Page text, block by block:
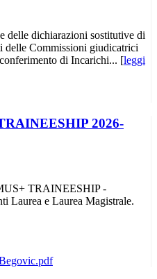
delle dichiarazioni sostitutive di
delle Commissioni giudicatrici
di Incarichi... [leggi
2026-
TRAINEESHIP -
Laurea e Laurea Magistrale.